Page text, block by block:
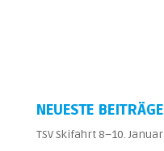
NEUESTE BEITRÄGE
TSV Skifahrt 8–10.